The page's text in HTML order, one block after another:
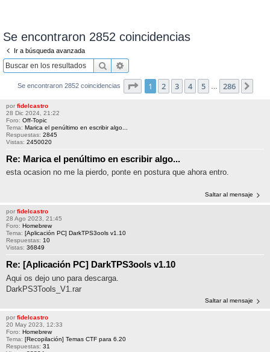
Se encontraron 2852 coincidencias
Ir a búsqueda avanzada
Buscar
Se encontraron 2852 coincidencias Página de 286
1 2 3 4 5 286
por fidelcastro
28 Dic 2024, 21:22
Foro: Off-Topic
Tema: Marica el penúltimo en escribir algo...
Respuestas: 2845
Vistas: 2450020
Re: Marica el penúltimo en escribir algo...
esta ocasion no me la pierdo, ponte en postura que ahora entro.
Saltar al mensaje
por fidelcastro
28 Ago 2023, 21:45
Foro: Homebrew
Tema: [Aplicación PC] DarkTPS3ools v1.10
Respuestas: 10
Vistas: 36849
Re: [Aplicación PC] DarkTPS3ools v1.10
Aqui os dejo uno para descarga.
DarkPS3Tools_V1.rar
Saltar al mensaje
por fidelcastro
20 May 2023, 12:33
Foro: Homebrew
Tema: [Recopilación] Temas CTF para 6.20
Respuestas: 31